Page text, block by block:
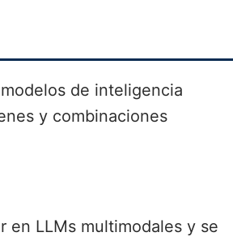
de inteligencia
y combinaciones
en LLMs multimodales y se